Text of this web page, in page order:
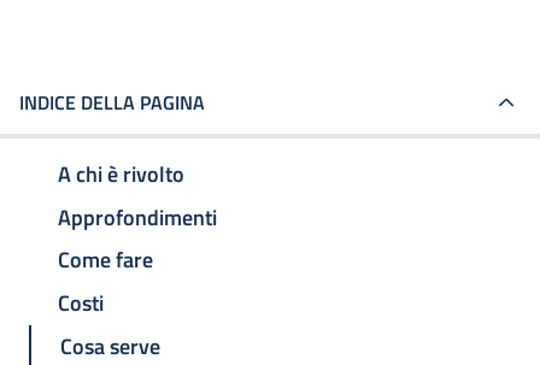
INDICE DELLA PAGINA
A chi è rivolto
Approfondimenti
Come fare
Costi
Cosa serve